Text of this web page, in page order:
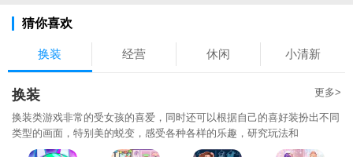
猜你喜欢
换装 经营 休闲 小清新
换装 更多>
换装类游戏非常的受女孩的喜爱，同时还可以根据自己的喜好装扮出不同
类型的画面，特别美的蜕变，感受各种各样的乐趣，研究玩法和